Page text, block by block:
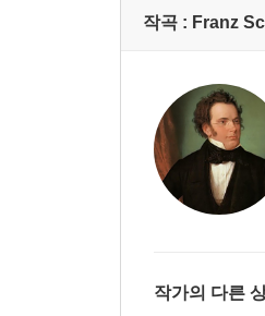
작곡 : Franz
작가의 다른